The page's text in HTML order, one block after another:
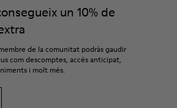
un 10% de
de la comunitat podràs gaudir
com descomptes, accés anticipat,
i molt més.